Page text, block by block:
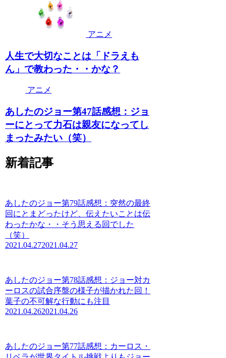
アニメ
人生で大切なことは「ドラえも
ん」で教わった・・かな？
アニメ
あしたのジョー第47話感想：ジョ
ーにとって力石は親友になってし
まったみたい（笑）
新着記事
あしたのジョー第79話感想：突然の最終
回にとまどったけど、伝えたいことは伝
わったかな・・そう思える回でした
（笑）
2021.04.272021.04.27
あしたのジョー第78話感想：ジョー対カ
ーロスの試合序盤の様子が描かれた回！
葉子の不可解な行動にも注目
2021.04.262021.04.26
あしたのジョー第77話感想：カーロス・